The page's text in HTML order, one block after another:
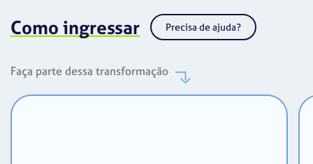
Como ingressar Precisa de ajuda?
Faça parte dessa transformação